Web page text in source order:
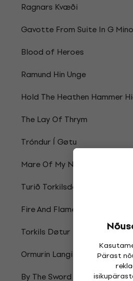
Pärast
Ragnars Kvæði
Gavotte From Suite In G
Blood of Heroes
Ramund Hin Unge
Hold The Heathen Hammer
The Lay Of Thrym
Tróndur Í Gøtu
Mare Of My Night
Turið Torkilsdóttir
Fire And Flame
Torkils Døtur
Ormurin Langi
By The Sword In My Hand